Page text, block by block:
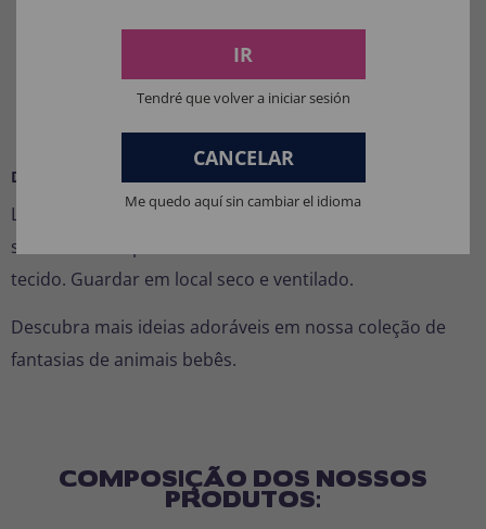
Fácil manutenção: lavável à mão ou em baixa
Um presente original e prático para primeiras
Dicas de cuidados
Lavar em água fria ou morna (máx. 30 °C). Não secar na
secadora nem passar a ferro diretamente sobre o
tecido. Guardar em local seco e ventilado.
Descubra mais ideias adoráveis em nossa coleção de
fantasias de animais bebês.
COMPOSIÇÃO DOS NOSSOS
PRODUTOS:
IR
Tendré que volver a iniciar sesión
CANCELAR
Me quedo aquí sin cambiar el idioma